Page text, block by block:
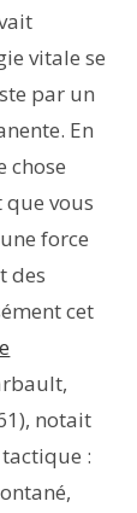
vitale se
par un
En
chose
vous
force
des
cet
notait
: